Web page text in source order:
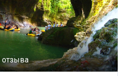
отзыва